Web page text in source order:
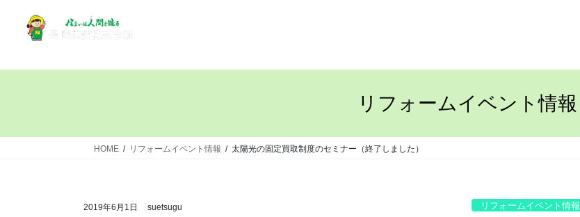
リフォームイベント情報
HOME リフォームイベント情報 太陽光の固定買取制度のセミナー（終了しました）
2019年6月1日 suetsugu リフォームイベント情報